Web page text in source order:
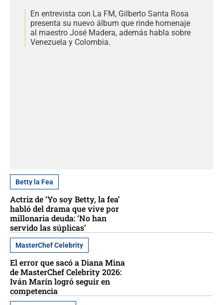
En entrevista con La FM, Gilberto Santa Rosa
presenta su nuevo álbum que rinde homenaje
al maestro José Madera, además habla sobre
Venezuela y Colombia.
Betty la Fea
Actriz de ‘Yo soy Betty, la fea’
habló del drama que vive por
millonaria deuda: ‘No han
servido las súplicas’
MasterChef Celebrity
El error que sacó a Diana Mina
de MasterChef Celebrity 2026:
Iván Marín logró seguir en
competencia